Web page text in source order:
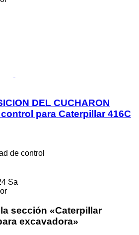
DEL CUCHARON
para Caterpillar 416C
de control
Sa
sección «Caterpillar
excavadora»